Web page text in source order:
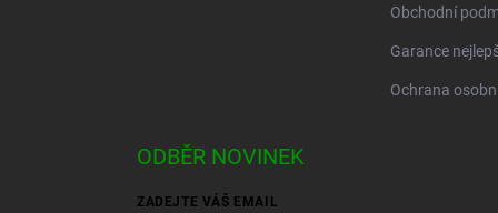
Obchodní
Garance
Ochrana
ODBĚR NOVINEK
ZADEJTE VÁŠ EMAIL